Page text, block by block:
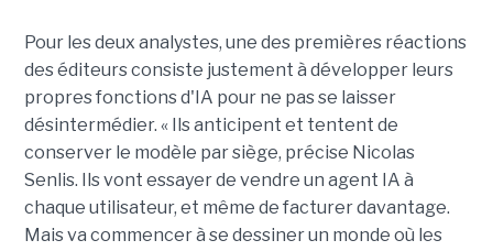
Pour les deux analystes, une des premières réactions
des éditeurs consiste justement à développer leurs
propres fonctions d'IA pour ne pas se laisser
désintermédier. « Ils anticipent et tentent de
conserver le modèle par siège, précise Nicolas
Senlis. Ils vont essayer de vendre un agent IA à
chaque utilisateur, et même de facturer davantage.
Mais va commencer à se dessiner un monde où les